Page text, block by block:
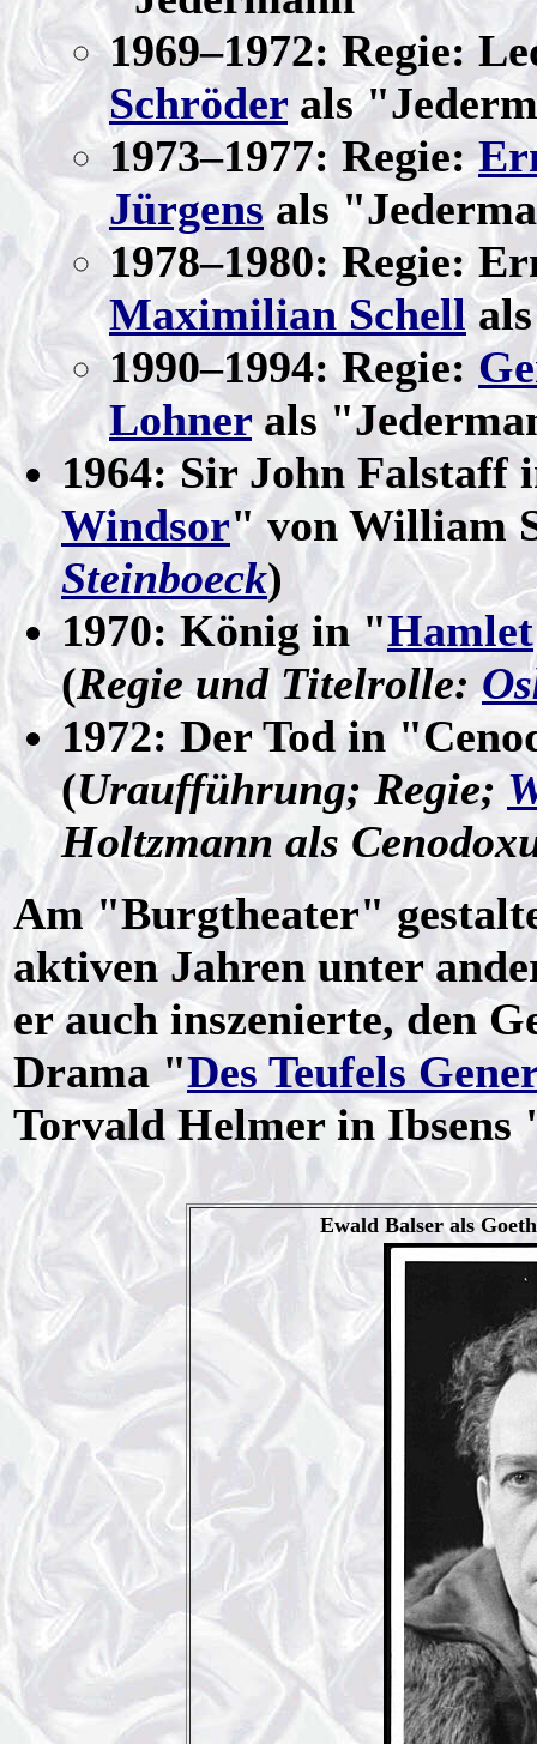
1969–1972: Regie:
Schröder als
1973–1977: Regie:
Jürgensals
1978–1980: Regie:
Maximilian Schell
1990–1994: Regie:
Lohnerals
1964: Sir John Falstaff
Windsor" von William
Steinboeck)
1970: König in "Hamlet
(Regie und Titelrolle:
1972: Der Tod in
(Uraufführung; Regie;
Holtzmann als
Am "Burgtheater"
aktiven Jahren unter
er auch inszenierte, den
Drama "Des Teufels
Torvald Helmer in Ibsens
Ewald Balser als